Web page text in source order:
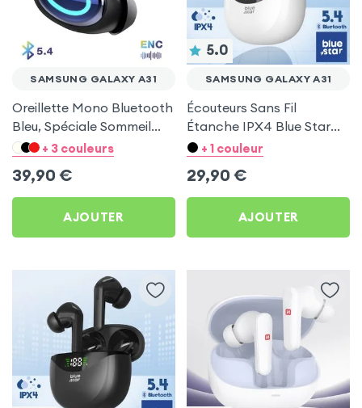
SAMSUNG GALAXY A31
Oreillette Mono Bluetooth
Bleu, Spéciale Sommeil
pour Samsung Galaxy A31
+ 3 couleurs
39,90 €
AJOUTER
5.0
SAMSUNG GALAXY A31
Écouteurs Sans Fil
Étanche IPX4 Blue Star
Blanc pour Samsung
+ 1 couleur
29,90 €
AJOUTER